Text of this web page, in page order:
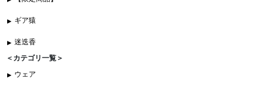
ギア猿
迷迭香
＜カテゴリ一覧＞
ウェア